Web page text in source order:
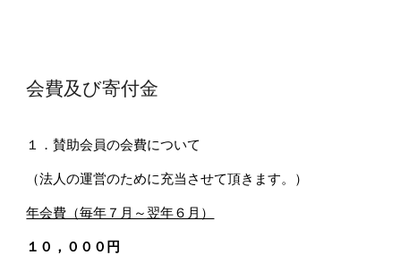
会費及び寄付金
１．賛助会員の会費について
（法人の運営のために充当させて頂きます。）
年会費（毎年７月～翌年６月）
１０，０００円